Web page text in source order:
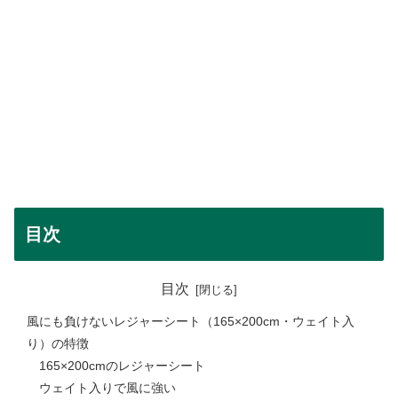
目次
目次
風にも負けないレジャーシート（165×200cm・ウェイト入
り）の特徴
165×200cmのレジャーシート
ウェイト入りで風に強い